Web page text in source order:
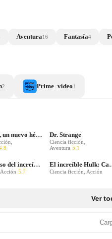
Aventura16 Fantasía4
2 Prime_video1
Howard, un nuevo héroe Dr. Strange
Ciencia ficción,
Aventura 5.1
El regreso del increíble Hulk
5.7
El
Ciencia ficción, Acción
Ver